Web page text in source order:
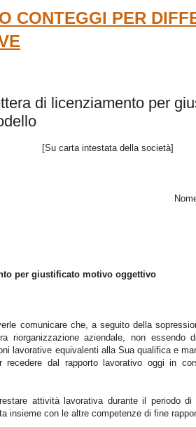
CONTEGGI PER
di licenziamento per
[Su carta intestata della società]
per giustificato motivo oggettivo
comunicare che, a seguito della
riorganizzazione aziendale, non essendo
lavorative equivalenti alla Sua qualifica e
recedere dal rapporto lavorativo oggi in
attività lavorativa durante il periodo
insieme con le altre competenze di fine